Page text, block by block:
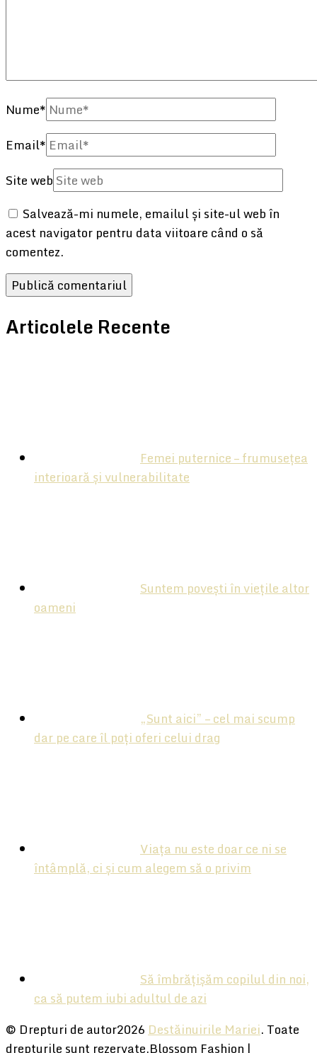
Nume*
Email*
Site web
Salvează-mi numele, emailul și site-ul web în
acest navigator pentru data viitoare când o să
comentez.
Articolele Recente
Femei puternice – frumusețea
interioară și vulnerabilitate
Suntem povești în viețile altor
oameni
„Sunt aici” – cel mai scump
dar pe care îl poți oferi celui drag
Viața nu este doar ce ni se
întâmplă, ci și cum alegem să o privim
Să îmbrățișăm copilul din noi,
ca să putem iubi adultul de azi
© Drepturi de autor2026 Destăinuirile Mariei. Toate
drepturile sunt rezervate.Blossom Fashion |